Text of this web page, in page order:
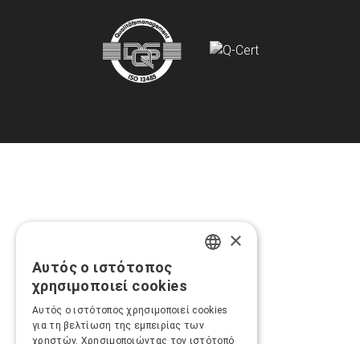
×
Αυτός ο ιστότοπος
χρησιμοποιεί cookies
Αυτός ο ιστότοπος χρησιμοποιεί cookies
για τη βελτίωση της εμπειρίας των
χρηστών. Χρησιμοποιώντας τον ιστότοπό